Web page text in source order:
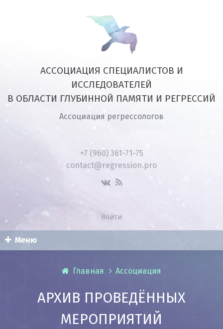
+7 (960) 361-71-75
contact@regression.pro
АССОЦИАЦИЯ СПЕЦИАЛИСТОВ И
ИССЛЕДОВАТЕЛЕЙ
В ОБЛАСТИ ГЛУБИННОЙ ПАМЯТИ И РЕГРЕССИЙ
Ассоциация регрессологов
Войти
Меню
Главная Ассоциация
АРХИВ ПРОВЕДЁННЫХ
МЕРОПРИЯТИЙ